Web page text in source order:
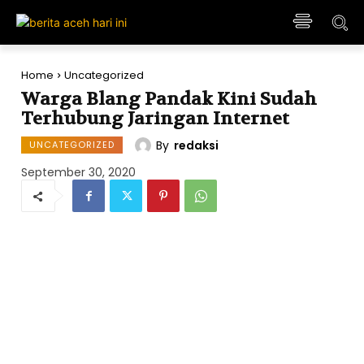
Home Uncategorized
Warga Blang Pandak Kini Sudah
Terhubung Jaringan Internet
UNCATEGORIZED By redaksi
September 30, 2020